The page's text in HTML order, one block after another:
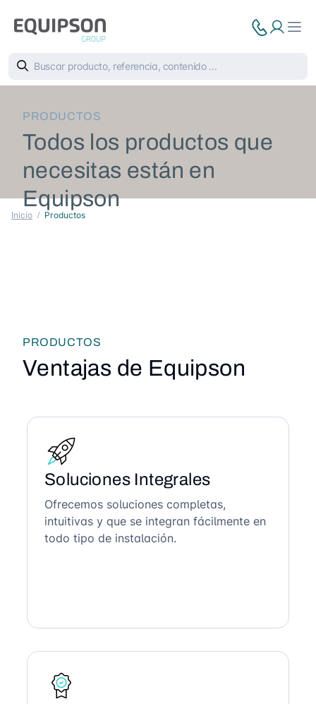
PRODUCTOS
Todos los productos que
necesitas están en
Equipson
Inicio Productos
PRODUCTOS
Ventajas de Equipson
Soluciones Integrales
Ofrecemos soluciones completas,
intuitivas y que se integran fácilmente en
todo tipo de instalación.